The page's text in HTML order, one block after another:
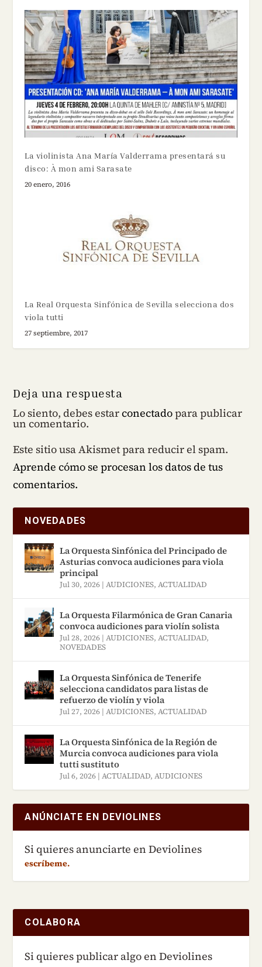
La violinista Ana María Valderrama presentará su
disco: À mon ami Sarasate
20 enero, 2016
La Real Orquesta Sinfónica de Sevilla selecciona dos
viola tutti
27 septiembre, 2017
Deja una respuesta
Lo siento, debes estarconectadopara publicar
un comentario.
Este sitio usa Akismet para reducir el spam.
Aprende cómo se procesan los datos de tus
comentarios.
NOVEDADES
La Orquesta Sinfónica del Principado de
Asturias convoca audiciones para viola
principal
Jul 30, 2026 |AUDICIONES,ACTUALIDAD
La Orquesta Filarmónica de Gran Canaria
convoca audiciones para violín solista
Jul 28, 2026 |AUDICIONES,ACTUALIDAD,
NOVEDADES
La Orquesta Sinfónica de Tenerife
selecciona candidatos para listas de
refuerzo de violín y viola
Jul 27, 2026 |AUDICIONES,ACTUALIDAD
La Orquesta Sinfónica de la Región de
Murcia convoca audiciones para viola
tutti sustituto
Jul 6, 2026 |ACTUALIDAD,AUDICIONES
ANÚNCIATE EN DEVIOLINES
Si quieres anunciarte en Deviolines
escríbeme.
COLABORA
Si quieres publicar algo en Deviolines